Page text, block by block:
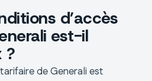
d’accès
est-il
?
de Generali est